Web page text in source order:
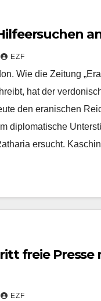
EZF
Wie die Zeitung
hat der
den eranischen
diplomatische
ersucht.
freie Presse
EZF